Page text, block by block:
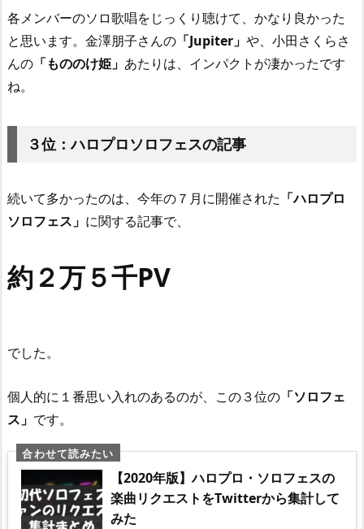
各メンバーのソロ歌唱をじっくり聴けて、かなり良かった
と思います。金澤朋子さんの 「Jupiter」 や、小田さくらさ
んの 「もののけ姫」 あたりは、インパクトが凄かったです
ね。
３位：ハロプロソロフェスの記事
続いて多かったのは、今年の７月に開催された 「ハロプロ
ソロフェス」 に関する記事で、
約２万５千PV
でした。
個人的に１番思い入れのあるのが、この３位の 「ソロフェ
ス」 です。
【2020年版】ハロプロ・ソロフェスの
楽曲リクエストをTwitterから集計して
みた